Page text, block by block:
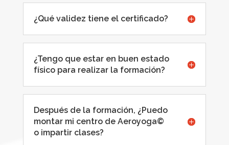
¿Qué validez tiene el certificado?
¿Tengo que estar en buen estado
físico para realizar la formación?
Después de la formación, ¿Puedo
montar mi centro de Aeroyoga©
o impartir clases?